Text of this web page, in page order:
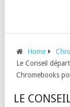
Home
Le Conseil
Chromebooks
LE